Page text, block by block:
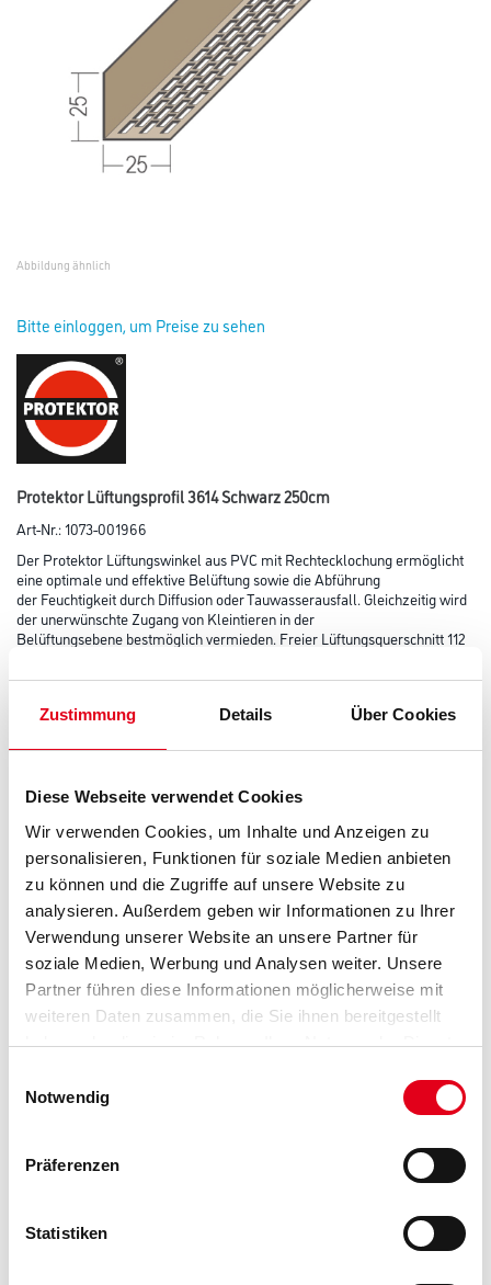
Zustimmung Details Über Cookies
Diese Webseite verwendet Cookies
Wir verwenden Cookies, um Inhalte und Anzeigen zu
personalisieren, Funktionen für soziale Medien anbieten
zu können und die Zugriffe auf unsere Website zu
analysieren. Außerdem geben wir Informationen zu Ihrer
Verwendung unserer Website an unsere Partner für
soziale Medien, Werbung und Analysen weiter. Unsere
Partner führen diese Informationen möglicherweise mit
weiteren Daten zusammen, die Sie ihnen bereitgestellt
haben oder die sie im Rahmen Ihrer Nutzung der Dienste
Notwendig
Präferenzen
Statistiken
Abbildung ähnlich
Bitte einloggen, um Preise zu sehen
Protektor Lüftungsprofil 3614 Schwarz 250cm
Art-Nr.:1073-001966
Der Protektor Lüftungswinkel aus PVC mit Rechtecklochung ermöglicht
eine optimale und effektive Belüftung sowie die Abführung
der Feuchtigkeit durch Diffusion oder Tauwasserausfall. Gleichzeitig wird
der unerwünschte Zugang von Kleintieren in der
Belüftungsebene bestmöglich vermieden. Freier Lüftungsquerschnitt 112
Farbtonbezeichnung
Länge in centimeter
Breite in centimeter
Höhe in centimeter
Gebinde